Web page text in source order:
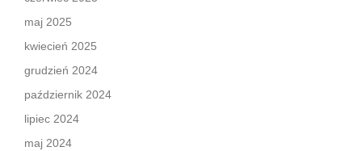
maj 2025
kwiecień 2025
grudzień 2024
październik 2024
lipiec 2024
maj 2024